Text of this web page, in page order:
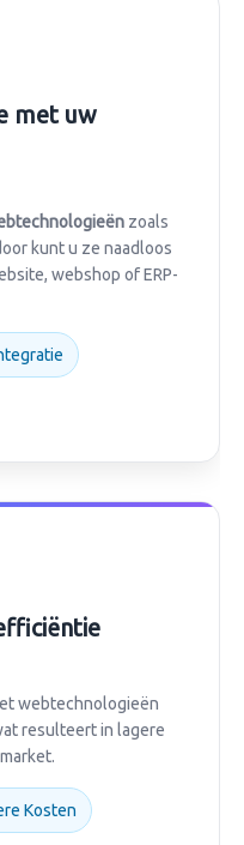
met uw
zoals
kunt u ze naadloos
webshop of ERP-
webtechnologieën
resulteert in lagere
Kosten